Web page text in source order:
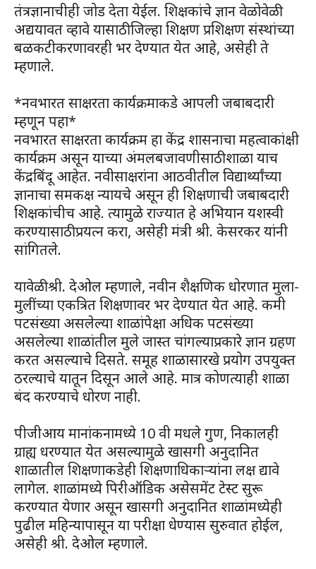
तंत्रज्ञानाचीही जोड देता येईल. शिक्षकांचे ज्ञान वेळोवेळी
अद्ययावत व्हावे यासाठी जिल्हा शिक्षण प्रशिक्षण संस्थांच्या
बळकटीकरणावरही भर देण्यात येत आहे, असेही ते
म्हणाले.
*नवभारत साक्षरता कार्यक्रमाकडे आपली जबाबदारी
म्हणून पहा*
नवभारत साक्षरता कार्यक्रम हा केंद्र शासनाचा महत्वाकांक्षी
कार्यक्रम असून याच्या अंमलबजावणीसाठी शाळा याच
केंद्रबिंदू आहेत. नवीसाक्षरांना आठवीतील विद्यार्थ्यांच्या
ज्ञानाचा समकक्ष न्यायचे असून ही शिक्षणाची जबाबदारी
शिक्षकांचीच आहे. त्यामुळे राज्यात हे अभियान यशस्वी
करण्यासाठी प्रयत्न करा, असेही मंत्री श्री. केसरकर यांनी
सांगितले.
यावेळी श्री. देओल म्हणाले, नवीन शैक्षणिक धोरणात मुला-
मुलींच्या एकत्रित शिक्षणावर भर देण्यात येत आहे. कमी
पटसंख्या असलेल्या शाळांपेक्षा अधिक पटसंख्या
असलेल्या शाळांतील मुले जास्त चांगल्याप्रकारे ज्ञान ग्रहण
करत असल्याचे दिसते. समूह शाळासारखे प्रयोग उपयुक्त
ठरल्याचे यातून दिसून आले आहे. मात्र कोणत्याही शाळा
बंद करण्याचे धोरण नाही.
पीजीआय मानांकनामध्ये 10 वी मधले गुण, निकालही
ग्राह्य धरण्यात येत असल्यामुळे खासगी अनुदानित
शाळातील शिक्षणाकडेही शिक्षणाधिकाऱ्यांना लक्ष द्यावे
लागेल. शाळांमध्ये पिरीऑडिक असेसमेंट टेस्ट सुरू
करण्यात येणार असून खासगी अनुदानित शाळांमध्येही
पुढील महिन्यापासून या परीक्षा धेण्यास सुरुवात होईल,
असेही श्री. देओल म्हणाले.